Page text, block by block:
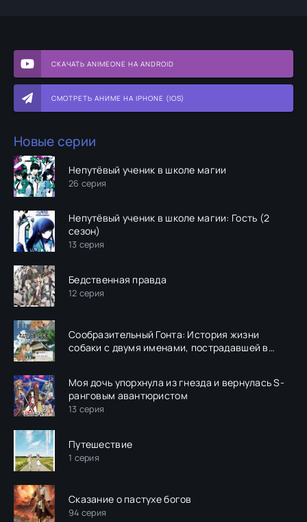
СКАЧАТЬ ANIMEONE НА ANDROID
СМОТРЕТЬ АНИМЕ НА IPHONE (IOS)
Новые серии
Непутёвый ученик в школе магии
26 серия
Непутёвый ученик в школе магии: Гость (2
сезон)
13 серия
Бедственная правда
12 серия
Сообразительный Гонта: История жизни
собаки с двумя именами, пострадавшей в
Моя дочь упорхнула из гнезда и вернулась S-
ранговым авантюристом
13 серия
Путешествие
1 серия
Сказание о пастухе богов
94 серия